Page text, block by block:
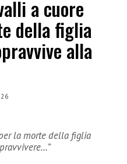
a cuore
della figlia
alla
la morte della figlia